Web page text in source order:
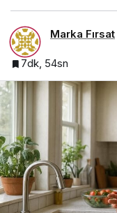
Marka Fırsat
7dk, 54sn